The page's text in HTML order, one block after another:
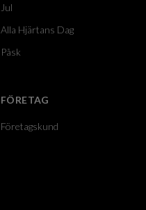
Jul
Alla Hjärtans Dag
Påsk
FÖRETAG
Företagskund